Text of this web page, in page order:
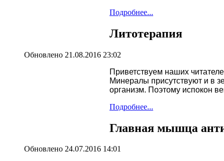
Подробнее...
Литотерапия
Обновлено 21.08.2016 23:02
Приветствуем наших
Минералы присутствуют и в
организм. Поэтому испокон
Подробнее...
Главная мышца
Обновлено 24.07.2016 14:01